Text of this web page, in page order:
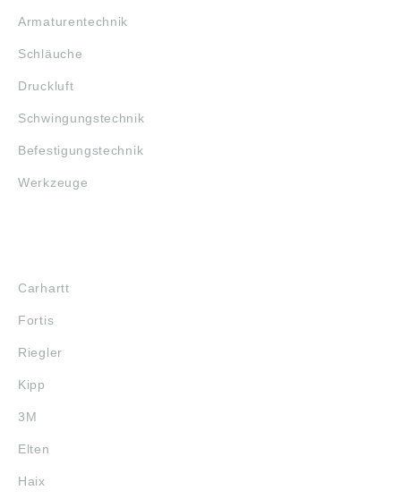
Armaturentechnik
Schläuche
Druckluft
Schwingungstechnik
Befestigungstechnik
Werkzeuge
Carhartt
Fortis
Riegler
Kipp
3M
Elten
Haix